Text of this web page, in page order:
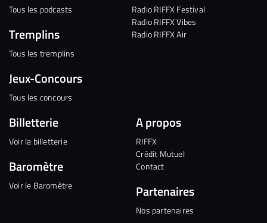
Tous les podcasts
Tremplins
Tous les tremplins
Jeux-Concours
Tous les concours
Radio RIFFX Festival
Radio RIFFX Vibes
Radio RIFFX Air
Billetterie
Voir la billetterie
Baromètre
Voir le Baromètre
A propos
RIFFX
Crédit Mutuel
Contact
Partenaires
Nos partenaires